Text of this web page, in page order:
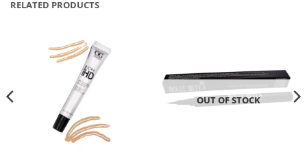
RELATED PRODUCTS
OUT OF STOCK